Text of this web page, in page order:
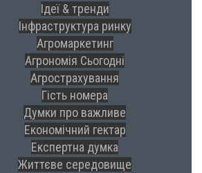
Ідеї & тренди
Інфраструктура ринку
Агромаркетинг
Агрономія Сьогодні
Агрострахування
Гість номера
Думки про важливе
Економічний гектар
Експертна думка
Життєве середовище